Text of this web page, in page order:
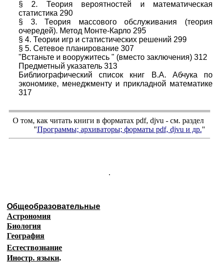
§ 2. Теория вероятностей и математическая
статистика 290
§ 3. Теория массового обслуживания (теория
очередей). Метод Монте-Карло 295
§ 4. Теории игр и статистических решений 299
§ 5. Сетевое планирование 307
"Встаньте и вооружитесь " (вместо заключения) 312
Предметный указатель 313
Библиографический список книг В.А. Абчука по
экономике, менеджменту и прикладной математике
317
О том, как читать книги в форматах pdf, djvu - см. раздел
"Программы; архиваторы; форматы pdf, djvu и др."
.
Общеобразовательные
Астрономия
Биология
География
Естествознание
Иностр. языки.